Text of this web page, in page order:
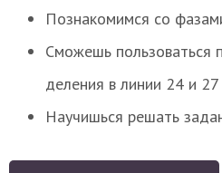
Познакомимся со
Сможешь пользоваться
деления в линии 24 и 27
Научишься решать